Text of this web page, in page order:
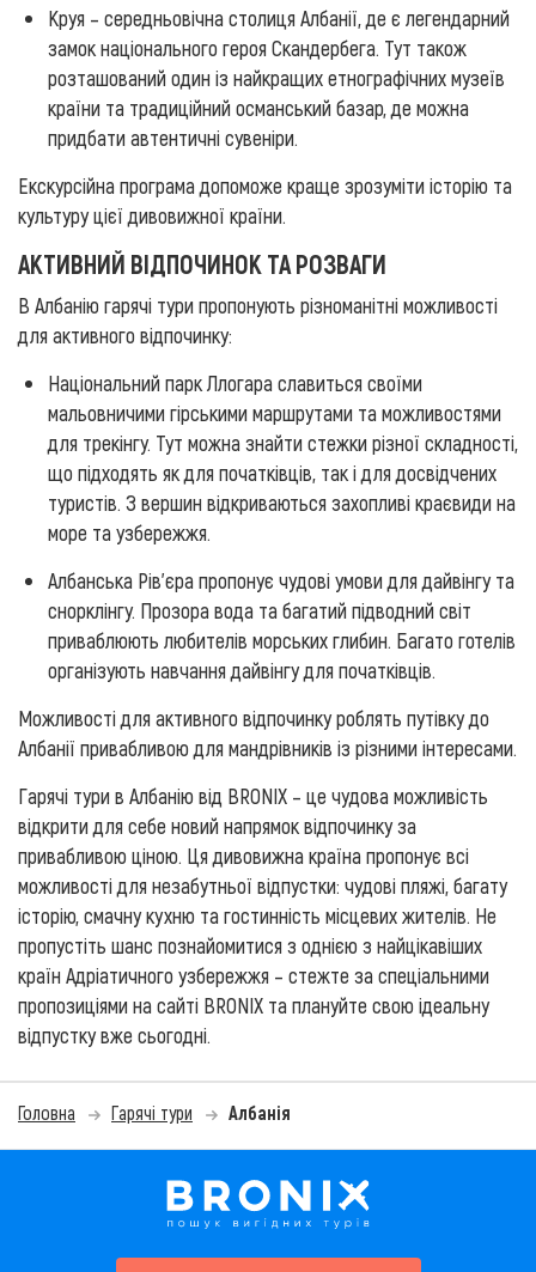
Круя – середньовічна столиця Албанії, де є легендарний
замок національного героя Скандербега. Тут також
розташований один із найкращих етнографічних музеїв
країни та традиційний османський базар, де можна
придбати автентичні сувеніри.
Екскурсійна програма допоможе краще зрозуміти історію та
культуру цієї дивовижної країни.
АКТИВНИЙ ВІДПОЧИНОК ТА РОЗВАГИ
В Албанію гарячі тури пропонують різноманітні можливості
для активного відпочинку:
Національний парк Ллогара славиться своїми
мальовничими гірськими маршрутами та можливостями
для трекінгу. Тут можна знайти стежки різної складності,
що підходять як для початківців, так і для досвідчених
туристів. З вершин відкриваються захопливі краєвиди на
море та узбережжя.
Албанська Рів'єра пропонує чудові умови для дайвінгу та
снорклінгу. Прозора вода та багатий підводний світ
приваблюють любителів морських глибин. Багато готелів
організують навчання дайвінгу для початківців.
Можливості для активного відпочинку роблять путівку до
Албанії привабливою для мандрівників із різними інтересами.
Гарячі тури в Албанію від BRONIX – це чудова можливість
відкрити для себе новий напрямок відпочинку за
привабливою ціною. Ця дивовижна країна пропонує всі
можливості для незабутньої відпустки: чудові пляжі, багату
історію, смачну кухню та гостинність місцевих жителів. Не
пропустіть шанс познайомитися з однією з найцікавіших
країн Адріатичного узбережжя – стежте за спеціальними
пропозиціями на сайті BRONIX та плануйте свою ідеальну
відпустку вже сьогодні.
Головна Гарячі тури Албанія